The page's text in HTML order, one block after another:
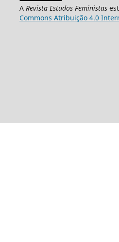
A Revista Estudos Feministas
Commons Atribuição 4.0